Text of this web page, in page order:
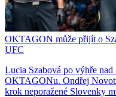
OKTAGON může přijít o
UFC
Lucia Szabová po výhře
OKTAGONu. Ondřej
krok neporažené Slovenky